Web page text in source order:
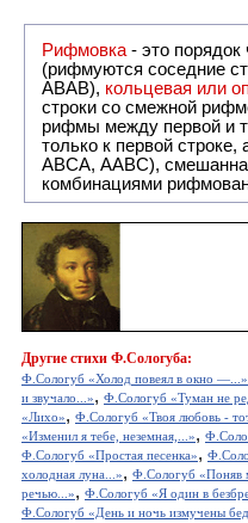
Рифмовка - это
(рифмуются соседние
ABAB), кольцевая или
строки со смежной
рифмы между первой и
только к первой
ABCA, AABC), смешанная или вольная рифмовка (рифмовка в сложных строфах с различными
комбинациями
Другие стихи Ф.Сологуба:
Ф.Сологуб «Холод повеял в окно —...»
и звучало...», Ф.Сологуб «Туман не
«Лихо», Ф.Сологуб «Твоя любовь -
«Изменил я тебе, неземная,...»,
Ф.Сологуб «Простая песенка»,
холодная луна...», Ф.Сологуб «Поняв
речью...», Ф.Сологуб «Я один в
Ф.Сологуб «День и ночь измучены